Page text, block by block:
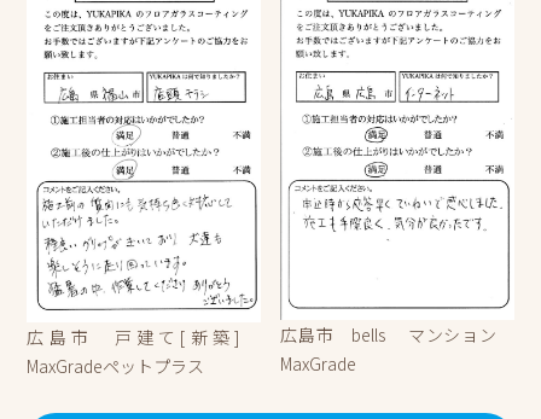
広島市 戸建て[新築]
MaxGradeペットプラス
広島市 bells マンション
MaxGrade